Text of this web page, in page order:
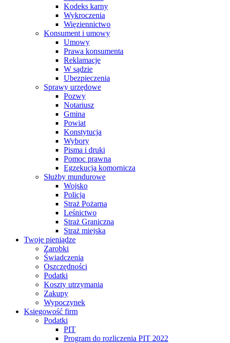
Kodeks karny
Wykroczenia
Więziennictwo
Konsument i umowy
Umowy
Prawa konsumenta
Reklamacje
W sądzie
Ubezpieczenia
Sprawy urzędowe
Pozwy
Notariusz
Gmina
Powiat
Konstytucja
Wybory
Pisma i druki
Pomoc prawna
Egzekucja komornicza
Służby mundurowe
Wojsko
Policja
Straż Pożarna
Leśnictwo
Straż Graniczna
Straż miejska
Twoje pieniądze
Zarobki
Świadczenia
Oszczędności
Podatki
Koszty utrzymania
Zakupy
Wypoczynek
Księgowość firm
Podatki
PIT
Program do rozliczenia PIT 2022